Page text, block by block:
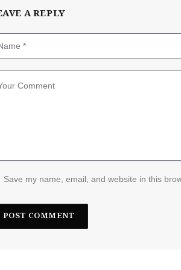
A REPLY
Save my name, email, and website in this